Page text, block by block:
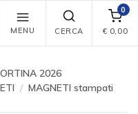
MENU CERCA
0
€ 0,00
2026
MAGNETI stampati